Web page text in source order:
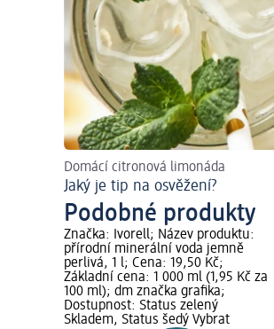
Domácí citronová limonáda
Jaký je tip na osvěžení?
Podobné produkty
Značka: Ivorell; Název produktu:
přírodní minerální voda jemně
perlivá, 1 l; Cena: 19,50 Kč;
Základní cena: 1 000 ml (1,95 Kč za
100 ml); dm značka grafika;
Dostupnost: Status zelený
Skladem, Status šedý Vybrat